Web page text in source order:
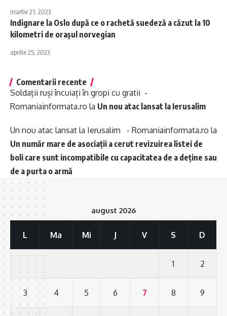
martie 21, 2023
Indignare la Oslo după ce o rachetă suedeză a căzut la 10
kilometri de orașul norvegian
aprilie 25, 2023
Comentarii recente
Soldații ruși încuiați în gropi cu gratii -
Romaniainformata.ro la Un nou atac lansat la Ierusalim
Un nou atac lansat la Ierusalim - Romaniainformata.ro la
Un număr mare de asociații a cerut revizuirea listei de
boli care sunt incompatibile cu capacitatea de a deține sau
de a purta o armă
august 2026
L Ma Mi J V S D
1 2
3 4 5 6 7 8 9